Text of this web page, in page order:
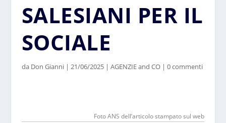
SALESIANI PER IL
SOCIALE
da Don Gianni| 21/06/2025| AGENZIE and CO| 0 commenti
Foto ANS dell’articolo stampato sul web